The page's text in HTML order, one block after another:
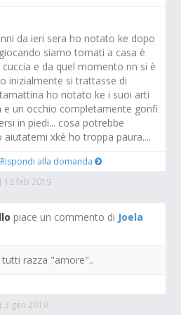
da ieri sera ho notato ke dopo
siamo tornati a casa è
e da quel momento nn si è
inizialmente si trattasse di
ho notato ke i suoi arti
e un occhio completamente gonfi
in piedi... cosa potrebbe
aiutatemi xké ho troppa paura....
Rispondi alla domanda
12 feb 2019
piace un commento di Joela
razza "amore"..
3 gen 2019